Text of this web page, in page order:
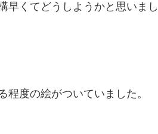
早くてどうしようかと思いまし
度の絵がついていました。